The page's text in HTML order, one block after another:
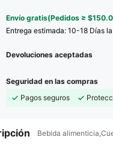
Envío gratis(Pedidos ≥
Entrega estimada: 10-18 Días
Devoluciones aceptadas
Seguridad en las compras
Pagos seguros
Bebida